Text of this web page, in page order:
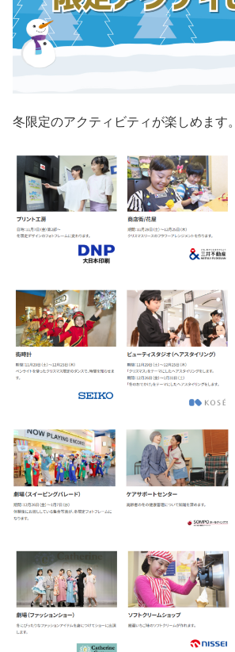
冬限定のアクティビティが楽しめます。